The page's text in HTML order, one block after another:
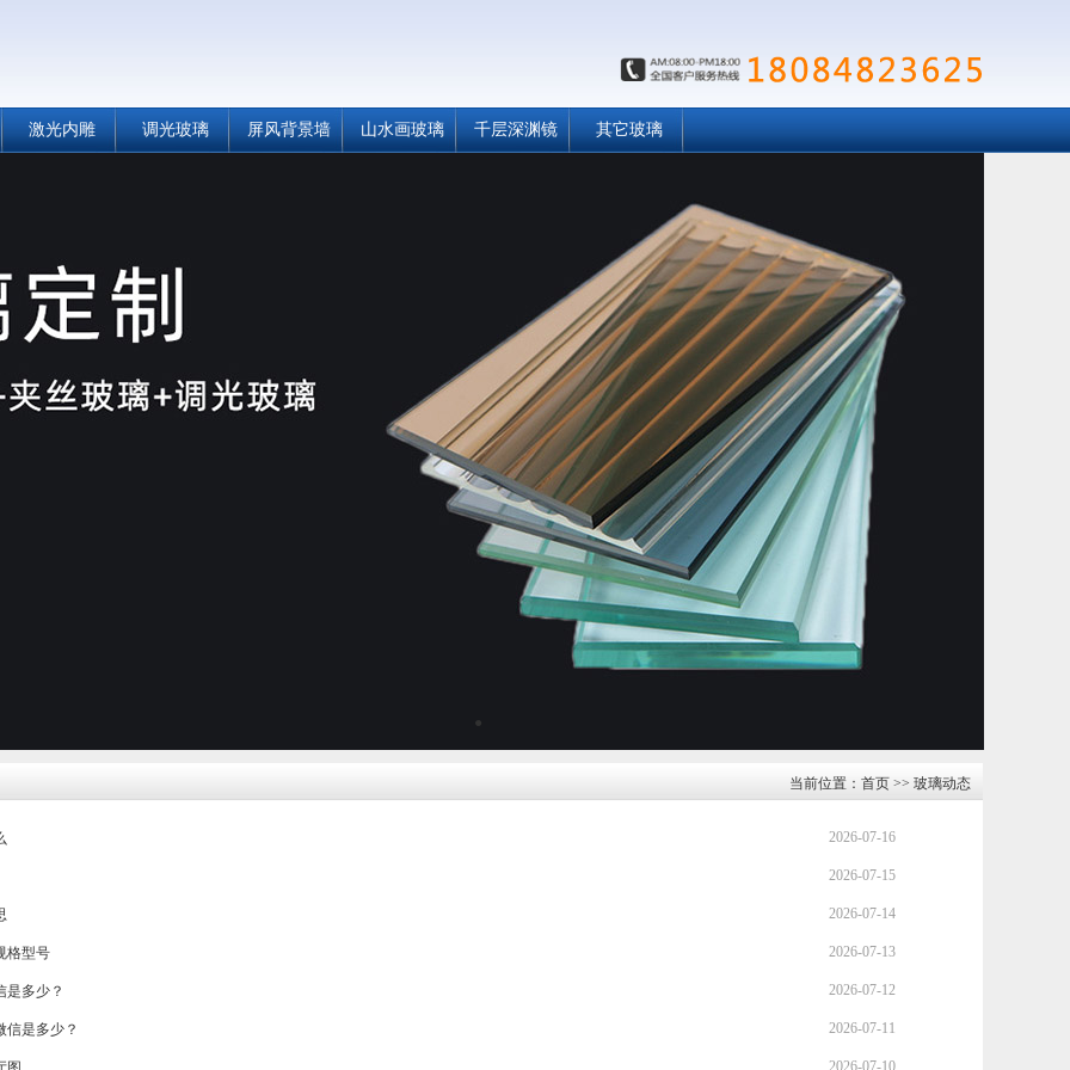
激光内雕 调光玻璃 屏风背景墙 山水画玻璃 千层深渊镜 其它玻璃
●
当前位置： 首页 >> 玻璃动态
2026-07-16
2026-07-15
2026-07-14
格型号 2026-07-13
是多少？ 2026-07-12
信是多少？ 2026-07-11
2026-07-10